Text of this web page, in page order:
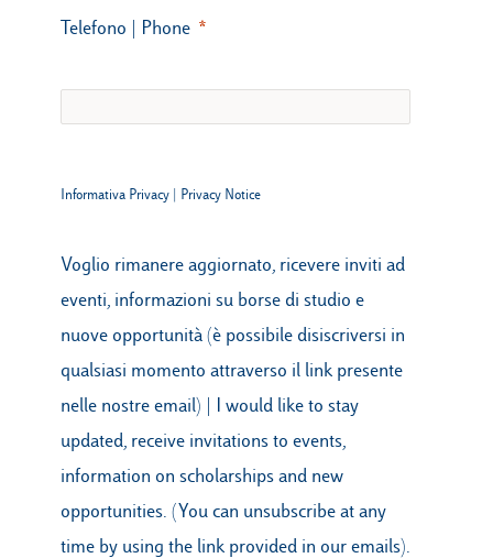
Telefono | Phone
Informativa Privacy | Privacy Notice
Voglio rimanere aggiornato, ricevere inviti ad
eventi, informazioni su borse di studio e
nuove opportunità (è possibile disiscriversi in
qualsiasi momento attraverso il link presente
nelle nostre email) | I would like to stay
updated, receive invitations to events,
information on scholarships and new
opportunities. (You can unsubscribe at any
time by using the link provided in our emails).